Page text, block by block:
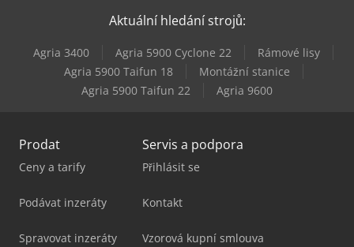
Komatsu Wa500-6
Komatsu Wa70-6
Makino U6 H.e.a.t.
Aktuální hledání strojů:
Agria 3400 Agria 5900 Cyclone 22
Rámové lisy
Agria 5900 Taifun 18
Montážní stanice
Agria 5900 Taifun 22
Agria 9600
Prodat
Ceny a tarify
Podávat inzeráty
Spravovat inzeráty
Servis a podpora
Přihlásit se
Kontakt
Vzorová kupní smlouva